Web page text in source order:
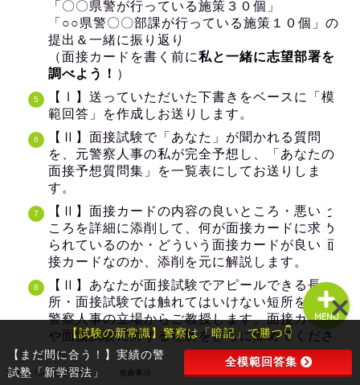
面接カードは、一緒に、完璧に仕上げます。
面接カードの仕上がりに、一切、手抜きも妥協もあり
ません。
他のコースと同様、私が全力で取り組ませていただき
ますので、その点はどうぞくれぐれもご安心ください
ませ。
ただ、「あなたが面接でアピールできる長所」や、
「面接で触れてはいけない短所」のご指摘
その他、あなたにとって有益と思われるアドバイスや
コメントについては、限定的にさせていただきます。
アドバイスやコメントは、面接カードの完成以上に、
私自身エネルギーを要します。
そのため、このコースでは、その部分を省いた、面接
カードの完成のみに注力させていただきます。
プライバシーポリシー 免責事項
MENU
お問い合わせフォーム
警試塾筆者紹介
【試験の新常識】警察は「暗記」で勝つ👇
【まだ間に合う！】実績の警
試塾「新学習法」
全模範回答集